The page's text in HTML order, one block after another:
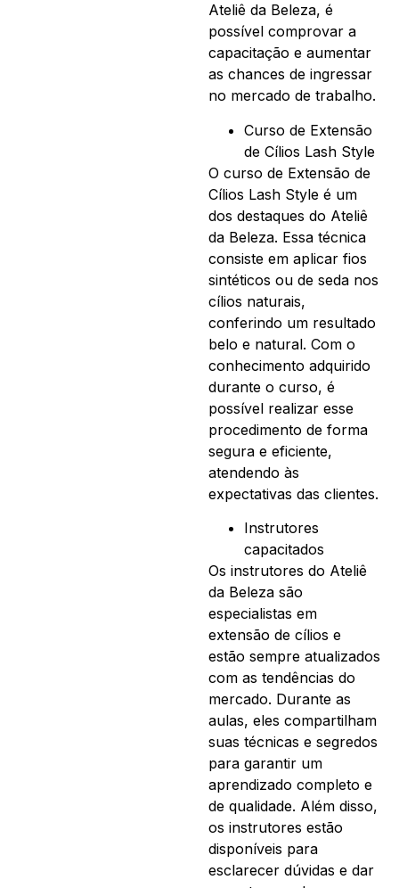
Ateliê da Beleza, é
possível comprovar a
capacitação e aumentar
as chances de ingressar
no mercado de trabalho.
Curso de Extensão
de Cílios Lash Style
O curso de Extensão de
Cílios Lash Style é um
dos destaques do Ateliê
da Beleza. Essa técnica
consiste em aplicar fios
sintéticos ou de seda nos
cílios naturais,
conferindo um resultado
belo e natural. Com o
conhecimento adquirido
durante o curso, é
possível realizar esse
procedimento de forma
segura e eficiente,
atendendo às
expectativas das clientes.
Instrutores
capacitados
Os instrutores do Ateliê
da Beleza são
especialistas em
extensão de cílios e
estão sempre atualizados
com as tendências do
mercado. Durante as
aulas, eles compartilham
suas técnicas e segredos
para garantir um
aprendizado completo e
de qualidade. Além disso,
os instrutores estão
disponíveis para
esclarecer dúvidas e dar